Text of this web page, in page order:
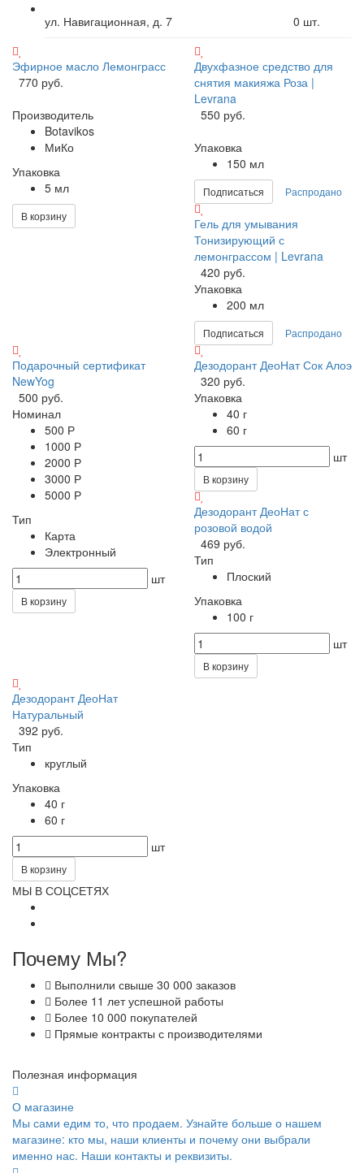
ул. Навигационная, д. 7 0 шт.
Эфирное масло Лемонграсс
770 руб.
Производитель
Botavikos
МиКо
Упаковка
5 мл
В корзину
Двухфазное средство для
снятия макияжа Роза |
Levrana
550 руб.
Упаковка
150 мл
Подписаться Распродано
Гель для умывания
Тонизирующий с
лемонграссом | Levrana
420 руб.
Упаковка
200 мл
Подписаться Распродано
Подарочный сертификат
NewYog
500 руб.
Номинал
500 Р
1000 Р
2000 Р
3000 Р
5000 Р
Тип
Карта
Электронный
шт
В корзину
Дезодорант ДеоНат Сок Алоэ
320 руб.
Упаковка
40 г
60 г
шт
В корзину
Дезодорант ДеоНат с
розовой водой
469 руб.
Тип
Плоский
Упаковка
100 г
шт
В корзину
Дезодорант ДеоНат
Натуральный
392 руб.
Тип
круглый
Упаковка
40 г
60 г
шт
В корзину
МЫ В СОЦСЕТЯХ
Почему Мы?
Выполнили свыше 30 000 заказов
Более 11 лет успешной работы
Более 10 000 покупателей
Прямые контракты с производителями
Полезная информация
О магазине
Мы сами едим то, что продаем. Узнайте больше о нашем
магазине: кто мы, наши клиенты и почему они выбрали
именно нас. Наши контакты и реквизиты.